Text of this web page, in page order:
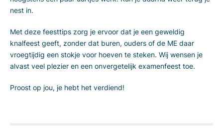
nest in.
Met deze feesttips zorg je ervoor dat je een geweldig
knalfeest geeft, zonder dat buren, ouders of de ME daar
vroegtijdig een stokje voor hoeven te steken. Wij wensen je
alvast veel plezier en een onvergetelijk examenfeest toe.
Proost op jou, je hebt het verdiend!